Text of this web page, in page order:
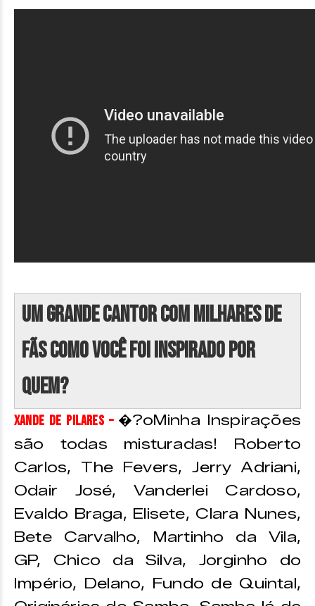
Um grande cantor com milhares de
fãs como você foi inspirado por
quem?
Xande de Pilares – �?oMinha Inspirações
são todas misturadas! Roberto
Carlos, The Fevers, Jerry Adriani,
Odair José, Vanderlei Cardoso,
Evaldo Braga, Elisete, Clara Nunes,
Bete Carvalho, Martinho da Vila,
GP, Chico da Silva, Jorginho do
Império, Delano, Fundo de Quintal,